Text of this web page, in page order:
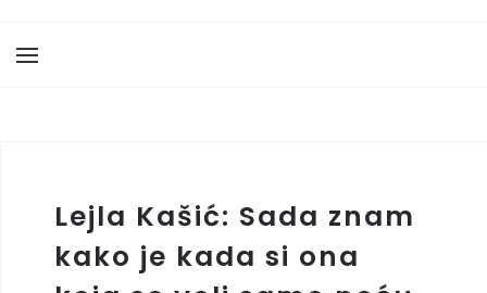
Lejla Kašić: Sada znam
kako je kada si ona